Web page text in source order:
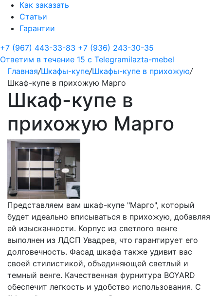
Как заказать
Статьи
Гарантии
+7 (967) 443-33-83 +7 (936) 243-30-35
Ответим в течение 15 с Telegramilazta-mebel
Главная/Шкафы-купе/Шкафы-купе в прихожую/
Шкаф-купе в прихожую Марго
Шкаф-купе в
прихожую Марго
Представляем вам шкаф-купе "Марго", который
будет идеально вписываться в прихожую, добавляя
ей изысканности. Корпус из светлого венге
выполнен из ЛДСП Увадрев, что гарантирует его
долговечность. Фасад шкафа также удивит вас
своей стилистикой, объединяющей светлый и
темный венге. Качественная фурнитура BOYARD
обеспечит легкость и удобство использования. С